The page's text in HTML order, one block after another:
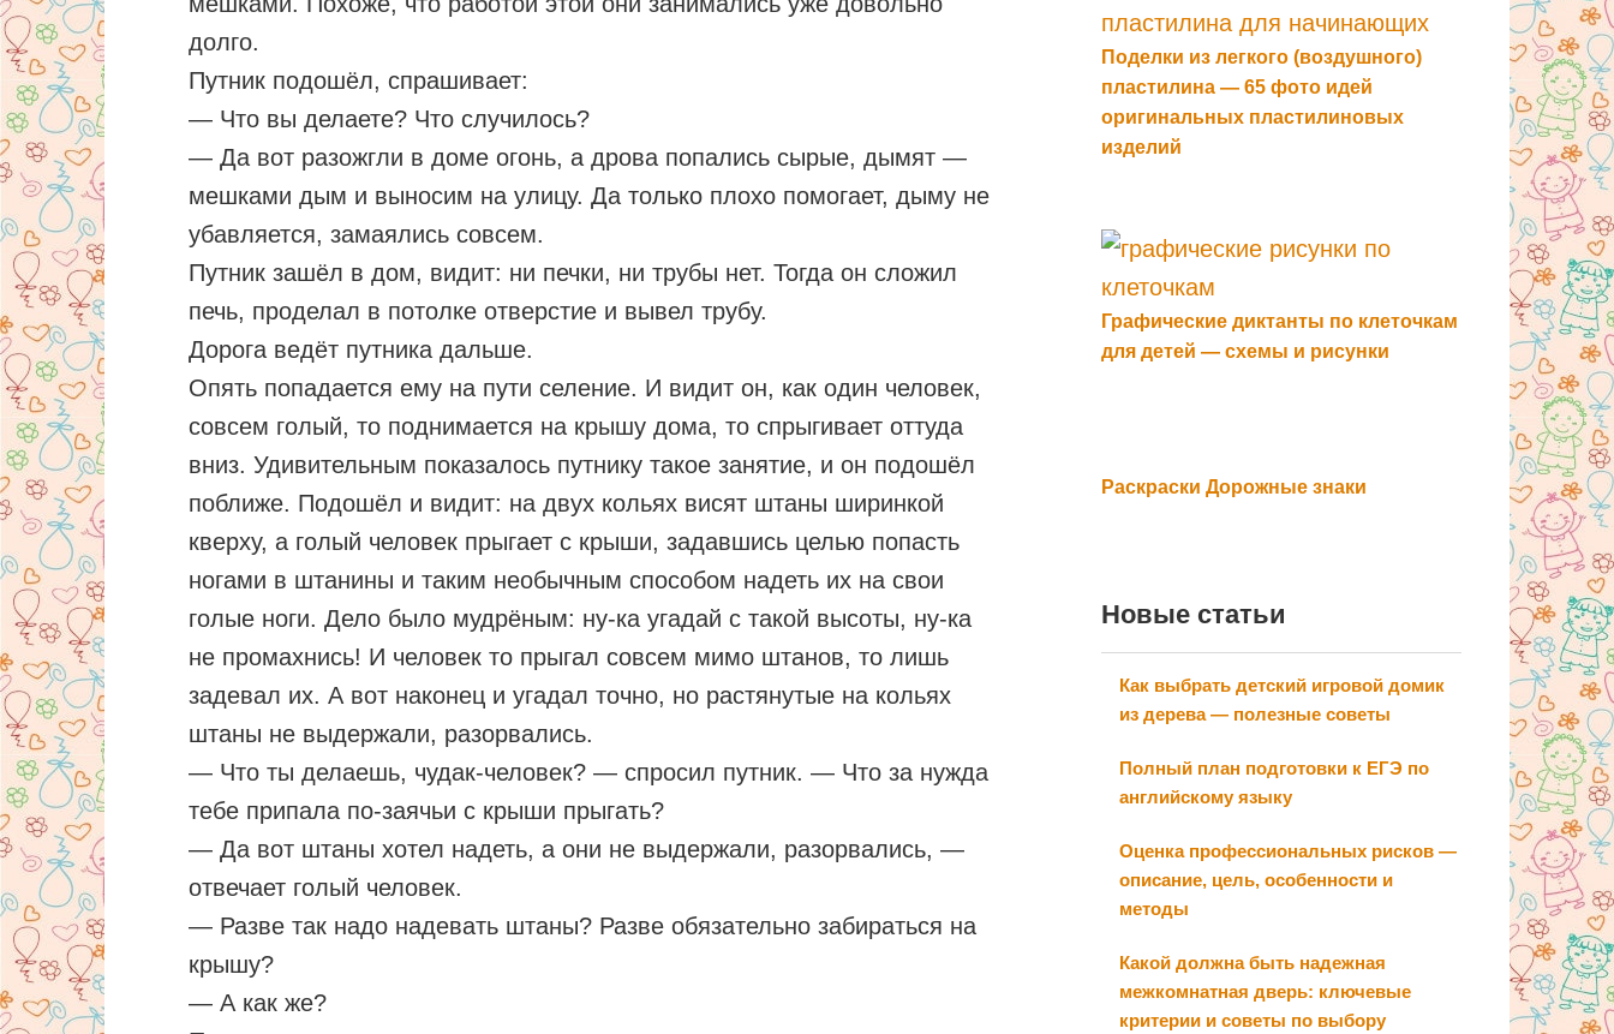
долго.
Путник подошёл, спрашивает:
— Что вы делаете? Что случилось?
— Да вот разожгли в доме огонь, а дрова попались сырые, дымят —
мешками дым и выносим на улицу. Да только плохо помогает, дыму не
убавляется, замаялись совсем.
Путник зашёл в дом, видит: ни печки, ни трубы нет. Тогда он сложил
печь, проделал в потолке отверстие и вывел трубу.
Дорога ведёт путника дальше.
Опять попадается ему на пути селение. И видит он, как один человек,
совсем голый, то поднимается на крышу дома, то спрыгивает оттуда
вниз. Удивительным показалось путнику такое занятие, и он подошёл
поближе. Подошёл и видит: на двух кольях висят штаны ширинкой
кверху, а голый человек прыгает с крыши, задавшись целью попасть
ногами в штанины и таким необычным способом надеть их на свои
голые ноги. Дело было мудрёным: ну-ка угадай с такой высоты, ну-ка
не промахнись! И человек то прыгал совсем мимо штанов, то лишь
задевал их. А вот наконец и угадал точно, но растянутые на кольях
штаны не выдержали, разорвались.
— Что ты делаешь, чудак-человек? — спросил путник. — Что за нужда
тебе припала по-заячьи с крыши прыгать?
— Да вот штаны хотел надеть, а они не выдержали, разорвались, —
отвечает голый человек.
— Разве так надо надевать штаны? Разве обязательно забираться на
крышу?
— А как же?
Поделки из легкого (воздушного)
пластилина — 65 фото идей
оригинальных пластилиновых
изделий
Графические диктанты по клеточкам
для детей — схемы и рисунки
Раскраски Дорожные знаки
Новые статьи
Как выбрать детский игровой домик
из дерева — полезные советы
Полный план подготовки к ЕГЭ по
английскому языку
Оценка профессиональных рисков —
описание, цель, особенности и
методы
Какой должна быть надежная
межкомнатная дверь: ключевые
критерии и советы по выбору